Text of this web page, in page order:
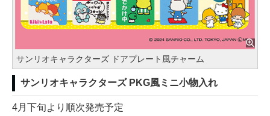
サンリオキャラクターズ ドアプレート風チャーム
サンリオキャラクターズ PKG風ミニ小物入れ
4月下旬より順次発売予定